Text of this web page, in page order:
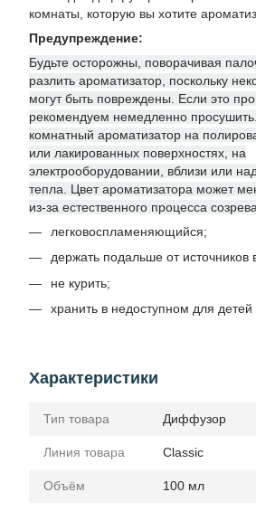
комнаты, которую вы хотите
Предупреждение:
Будьте осторожны, поворачивая
разлить ароматизатор, поскольку
могут быть повреждены. Если это
рекомендуем немедленно
комнатный ароматизатор на
или лакированных поверхностях, на
электрооборудовании, вблизи или
тепла. Цвет ароматизатора может
из-за естественного процесса
легковоспламеняющийся;
держать подальше от источников
не курить;
хранить в недоступном для детей
Характеристики
Тип товара Диффузор
Линия товара Classic
Объём 100 мл